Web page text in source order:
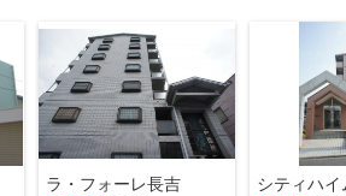
ラ・フォーレ長吉
シティハイ